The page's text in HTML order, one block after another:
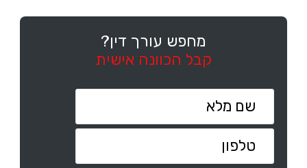
מחפש עורך דין?
קבל הכוונה אישית